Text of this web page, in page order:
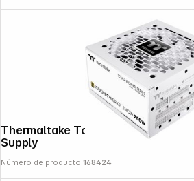
Thermaltake Toughpower GT Snow 750W Power
Supply
Número de producto:168424